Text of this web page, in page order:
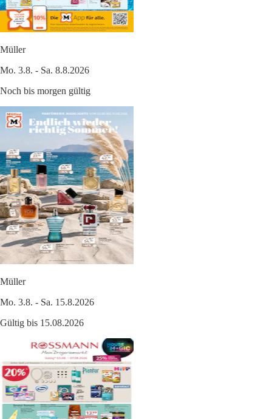
Müller
Mo. 3.8. - Sa. 8.8.2026
Noch bis morgen gültig
Müller
Mo. 3.8. - Sa. 15.8.2026
Gültig bis 15.08.2026